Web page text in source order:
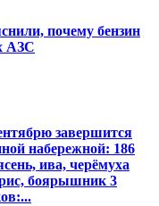
почему бензин
АЗС
завершится
набережной: 186
ива, черёмуха
боярышник 3